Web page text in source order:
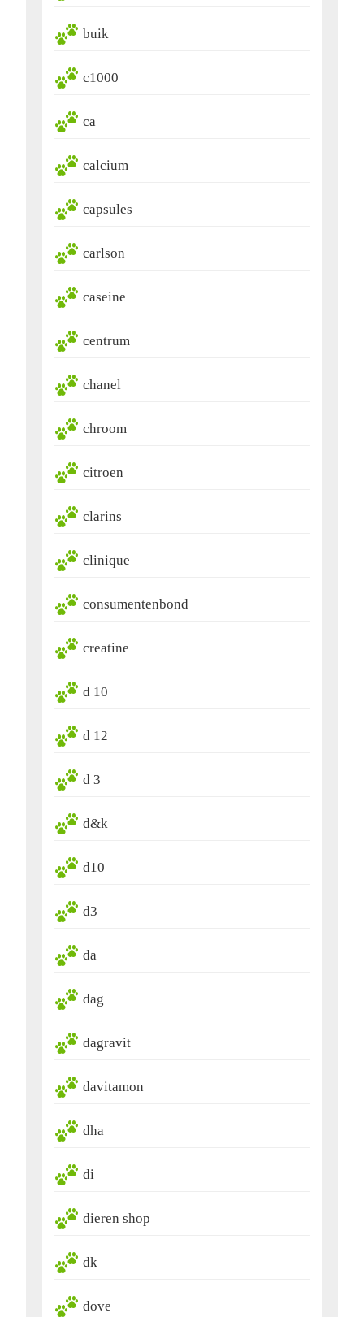
buik
c1000
ca
calcium
capsules
carlson
caseine
centrum
chanel
chroom
citroen
clarins
clinique
consumentenbond
creatine
d 10
d 12
d 3
d&k
d10
d3
da
dag
dagravit
davitamon
dha
di
dieren shop
dk
dove